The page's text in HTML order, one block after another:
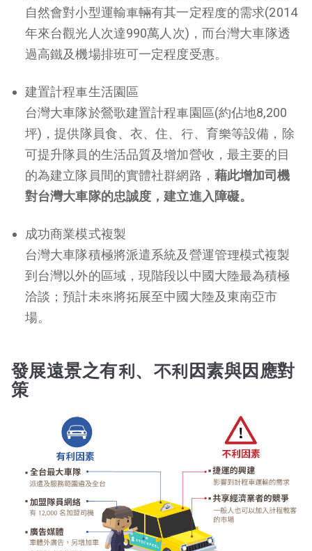
自然會對小型運輸車輛有其一定程度的需求(2014
年來台觀光人次達990萬人次)， 而台灣大車隊透
過高鐵及機場排班可一定程度受惠。
建置計程車生活園區
台灣大車隊於鶯歌建置計程車園區(約佔地8,200
坪)，提供隊員食、衣、住、行、育樂等設備，除
可提升隊員的生活品質及增加營收，最主要的目
的為建立隊員間的實體社群網路， 藉此增加司機
對台灣大車隊的忠誠度，建立進入障礙。
成功商業模式複製
台灣大車隊積極將派遣系統及營運管理模式複製
到台灣以外的區域，現階段以中國大陸最為積極
洽談；預計未來將拓展至中國大陸及東南亞市
場。
發展遠景之有利、不利因素與因應對
策